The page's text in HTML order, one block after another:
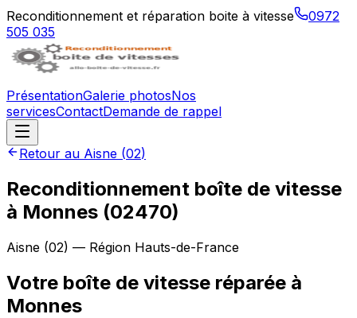
Reconditionnement et réparation boite à vitesse
0972
505 035
PrésentationGalerie photosNos
servicesContactDemande de rappel
Retour au Aisne (02)
Reconditionnement boîte de vitesse
à Monnes (02470)
Aisne (02) — Région Hauts-de-France
Votre boîte de vitesse réparée à
Monnes